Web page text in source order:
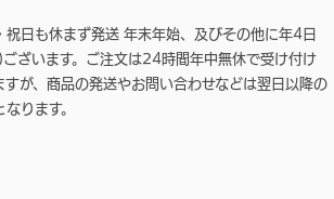
祝日も休まず発送 年末年始、及びその他に年4日
ございます。ご注文は24時間年中無休で受け付け
すが、商品の発送やお問い合わせなどは翌日以降の
ります。